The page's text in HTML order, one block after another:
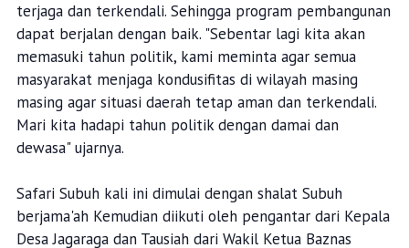
terjaga dan terkendali. Sehingga program pembangunan
dapat berjalan dengan baik. "Sebentar lagi kita akan
memasuki tahun politik, kami meminta agar semua
masyarakat menjaga kondusifitas di wilayah masing
masing agar situasi daerah tetap aman dan terkendali.
Mari kita hadapi tahun politik dengan damai dan
dewasa" ujarnya.
Safari Subuh kali ini dimulai dengan shalat Subuh
berjama'ah Kemudian diikuti oleh pengantar dari Kepala
Desa Jagaraga dan Tausiah dari Wakil Ketua Baznas